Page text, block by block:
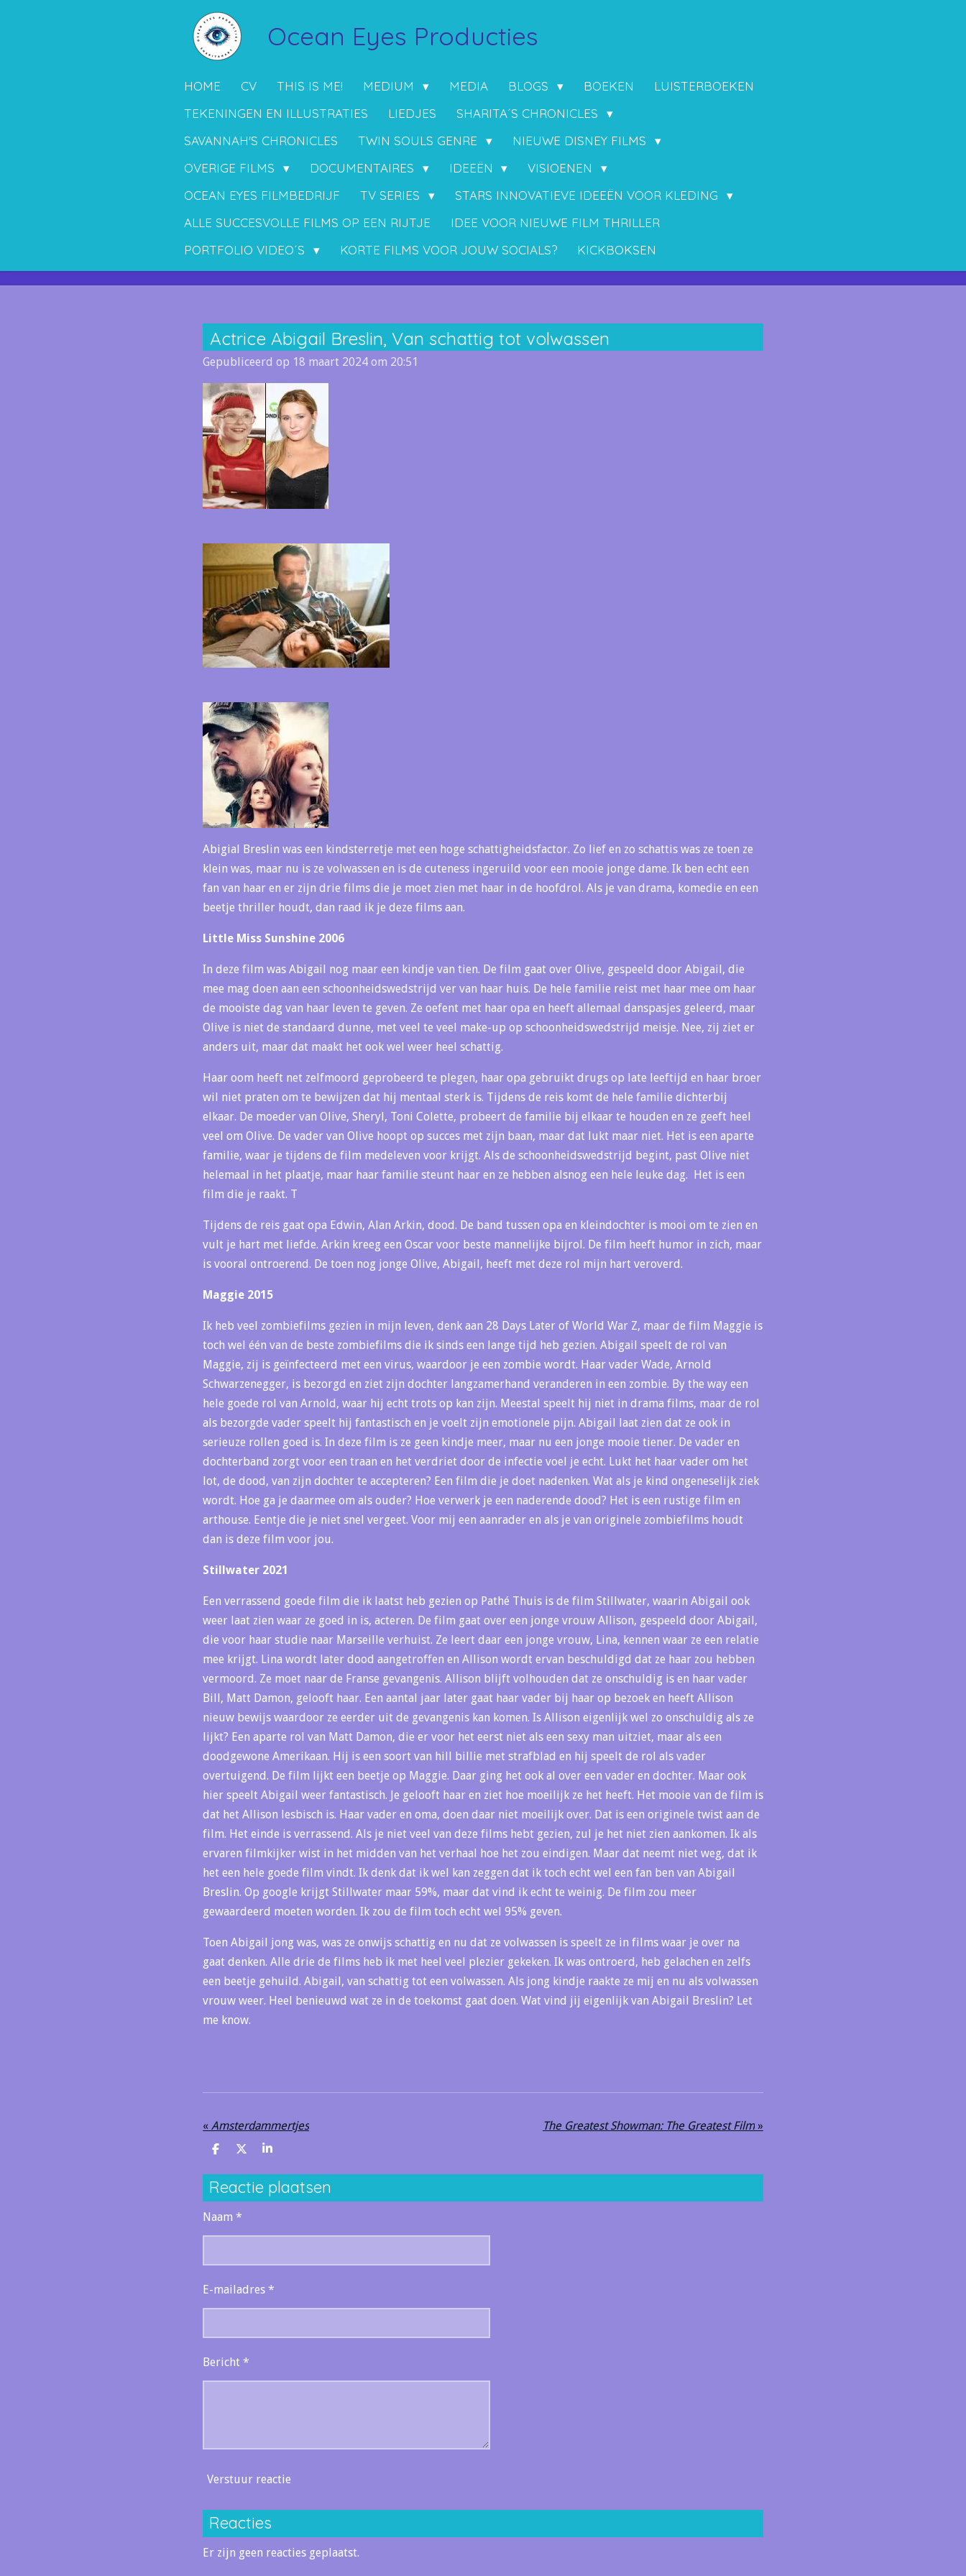
Ocean Eyes Producties
HOME CV THIS IS ME! MEDIUM MEDIA BLOGS BOEKEN
LUISTERBOEKEN
TEKENINGEN EN ILLUSTRATIES
LIEDJES
SHARITA´S CHRONICLES
SAVANNAH'S CHRONICLES
TWIN SOULS GENRE
NIEUWE DISNEY FILMS
OVERIGE FILMS
DOCUMENTAIRES IDEEËN
VISIOENEN
OCEAN EYES FILMBEDRIJF
TV SERIES
STARS INNOVATIEVE IDEEËN VOOR KLEDING
ALLE SUCCESVOLLE FILMS OP EEN RIJTJE
IDEE VOOR NIEUWE FILM THRILLER
PORTFOLIO VIDEO´S
KORTE FILMS VOOR JOUW SOCIALS? KICKBOKSEN
Actrice Abigail Breslin, Van schattig tot volwassen
Gepubliceerd op 18 maart 2024 om 20:51
Abigial Breslin was een kindsterretje met een hoge schattigheidsfactor. Zo lief en zo schattis was ze toen ze
klein was, maar nu is ze volwassen en is de cuteness ingeruild voor een mooie jonge dame. Ik ben echt een
fan van haar en er zijn drie films die je moet zien met haar in de hoofdrol. Als je van drama, komedie en een
beetje thriller houdt, dan raad ik je deze films aan.
Little Miss Sunshine 2006
In deze film was Abigail nog maar een kindje van tien. De film gaat over Olive, gespeeld door Abigail, die
mee mag doen aan een schoonheidswedstrijd ver van haar huis. De hele familie reist met haar mee om haar
de mooiste dag van haar leven te geven. Ze oefent met haar opa en heeft allemaal danspasjes geleerd, maar
Olive is niet de standaard dunne, met veel te veel make-up op schoonheidswedstrijd meisje. Nee, zij ziet er
anders uit, maar dat maakt het ook wel weer heel schattig.
Haar oom heeft net zelfmoord geprobeerd te plegen, haar opa gebruikt drugs op late leeftijd en haar broer
wil niet praten om te bewijzen dat hij mentaal sterk is. Tijdens de reis komt de hele familie dichterbij
elkaar. De moeder van Olive, Sheryl, Toni Colette, probeert de familie bij elkaar te houden en ze geeft heel
veel om Olive. De vader van Olive hoopt op succes met zijn baan, maar dat lukt maar niet. Het is een aparte
familie, waar je tijdens de film medeleven voor krijgt. Als de schoonheidswedstrijd begint, past Olive niet
helemaal in het plaatje, maar haar familie steunt haar en ze hebben alsnog een hele leuke dag. Het is een
film die je raakt. T
Tijdens de reis gaat opa Edwin, Alan Arkin, dood. De band tussen opa en kleindochter is mooi om te zien en
vult je hart met liefde. Arkin kreeg een Oscar voor beste mannelijke bijrol. De film heeft humor in zich, maar
is vooral ontroerend. De toen nog jonge Olive, Abigail, heeft met deze rol mijn hart veroverd.
Maggie 2015
Ik heb veel zombiefilms gezien in mijn leven, denk aan 28 Days Later of World War Z, maar de film Maggie is
toch wel één van de beste zombiefilms die ik sinds een lange tijd heb gezien. Abigail speelt de rol van
Maggie, zij is geïnfecteerd met een virus, waardoor je een zombie wordt. Haar vader Wade, Arnold
Schwarzenegger, is bezorgd en ziet zijn dochter langzamerhand veranderen in een zombie. By the way een
hele goede rol van Arnold, waar hij echt trots op kan zijn. Meestal speelt hij niet in drama films, maar de rol
als bezorgde vader speelt hij fantastisch en je voelt zijn emotionele pijn. Abigail laat zien dat ze ook in
serieuze rollen goed is. In deze film is ze geen kindje meer, maar nu een jonge mooie tiener. De vader en
dochterband zorgt voor een traan en het verdriet door de infectie voel je echt. Lukt het haar vader om het
lot, de dood, van zijn dochter te accepteren? Een film die je doet nadenken. Wat als je kind ongeneselijk ziek
wordt. Hoe ga je daarmee om als ouder? Hoe verwerk je een naderende dood? Het is een rustige film en
arthouse. Eentje die je niet snel vergeet. Voor mij een aanrader en als je van originele zombiefilms houdt
dan is deze film voor jou.
Stillwater 2021
Een verrassend goede film die ik laatst heb gezien op Pathé Thuis is de film Stillwater, waarin Abigail ook
weer laat zien waar ze goed in is, acteren. De film gaat over een jonge vrouw Allison, gespeeld door Abigail,
die voor haar studie naar Marseille verhuist. Ze leert daar een jonge vrouw, Lina, kennen waar ze een relatie
mee krijgt. Lina wordt later dood aangetroffen en Allison wordt ervan beschuldigd dat ze haar zou hebben
vermoord. Ze moet naar de Franse gevangenis. Allison blijft volhouden dat ze onschuldig is en haar vader
Bill, Matt Damon, gelooft haar. Een aantal jaar later gaat haar vader bij haar op bezoek en heeft Allison
nieuw bewijs waardoor ze eerder uit de gevangenis kan komen. Is Allison eigenlijk wel zo onschuldig als ze
lijkt? Een aparte rol van Matt Damon, die er voor het eerst niet als een sexy man uitziet, maar als een
doodgewone Amerikaan. Hij is een soort van hill billie met strafblad en hij speelt de rol als vader
overtuigend. De film lijkt een beetje op Maggie. Daar ging het ook al over een vader en dochter. Maar ook
hier speelt Abigail weer fantastisch. Je gelooft haar en ziet hoe moeilijk ze het heeft. Het mooie van de film is
dat het Allison lesbisch is. Haar vader en oma, doen daar niet moeilijk over. Dat is een originele twist aan de
film. Het einde is verrassend. Als je niet veel van deze films hebt gezien, zul je het niet zien aankomen. Ik als
ervaren filmkijker wist in het midden van het verhaal hoe het zou eindigen. Maar dat neemt niet weg, dat ik
het een hele goede film vindt. Ik denk dat ik wel kan zeggen dat ik toch echt wel een fan ben van Abigail
Breslin. Op google krijgt Stillwater maar 59%, maar dat vind ik echt te weinig. De film zou meer
gewaardeerd moeten worden. Ik zou de film toch echt wel 95% geven.
Toen Abigail jong was, was ze onwijs schattig en nu dat ze volwassen is speelt ze in films waar je over na
gaat denken. Alle drie de films heb ik met heel veel plezier gekeken. Ik was ontroerd, heb gelachen en zelfs
een beetje gehuild. Abigail, van schattig tot een volwassen. Als jong kindje raakte ze mij en nu als volwassen
vrouw weer. Heel benieuwd wat ze in de toekomst gaat doen. Wat vind jij eigenlijk van Abigail Breslin? Let
me know.
« Amsterdammertjes The Greatest Showman: The Greatest Film »
D
l
e
n
D
e
l
S
a
r
e
Reactie plaatsen
Naam *
E-mailadres *
Bericht *
Verstuur reactie
Reacties
Er zijn geen reacties geplaatst.